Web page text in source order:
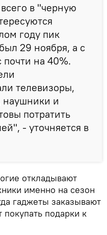
в "черную
году пик
29 ноября, а с
почти на 40%.
телевизоры,
и
потратить
- уточняется в
откладывают
именно на сезон
гаджеты заказывают
подарки к